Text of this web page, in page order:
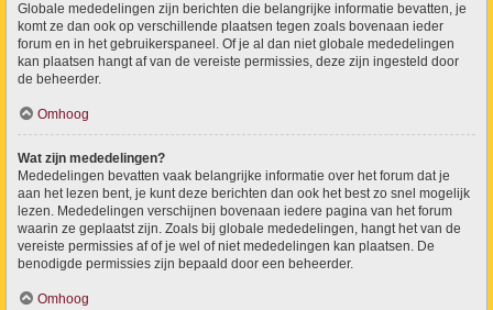
Globale mededelingen zijn berichten die belangrijke informatie bevatten, je
komt ze dan ook op verschillende plaatsen tegen zoals bovenaan ieder
forum en in het gebruikerspaneel. Of je al dan niet globale mededelingen
kan plaatsen hangt af van de vereiste permissies, deze zijn ingesteld door
de beheerder.
Omhoog
Wat zijn mededelingen?
Mededelingen bevatten vaak belangrijke informatie over het forum dat je
aan het lezen bent, je kunt deze berichten dan ook het best zo snel mogelijk
lezen. Mededelingen verschijnen bovenaan iedere pagina van het forum
waarin ze geplaatst zijn. Zoals bij globale mededelingen, hangt het van de
vereiste permissies af of je wel of niet mededelingen kan plaatsen. De
benodigde permissies zijn bepaald door een beheerder.
Omhoog